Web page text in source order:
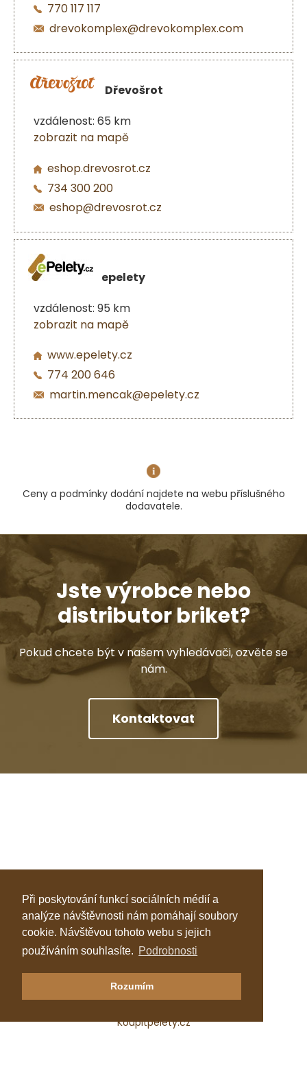
Při poskytování funkcí sociálních médií a
analýze návštěvnosti nám pomáhají soubory
cookie. Návštěvou tohoto webu s jejich
používáním souhlasíte. Podrobnosti
Rozumím
770 117 117
drevokomplex@drevokomplex.com
Dřevošrot
vzdálenost: 65 km
zobrazit na mapě
eshop.drevosrot.cz
734 300 200
eshop@drevosrot.cz
epelety
vzdálenost: 95 km
zobrazit na mapě
www.epelety.cz
774 200 646
martin.mencak@epelety.cz
Ceny a podmínky dodání najdete na webu příslušného
dodavatele.
Jste výrobce nebo
distributor briket?
Pokud chcete být v našem vyhledávači, ozvěte se
nám.
Kontaktovat
Klastr Česká peleta
Katalog topenářů
Koupitpelety.cz